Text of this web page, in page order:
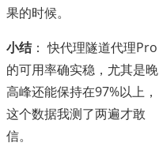
果的时候。
小结： 快代理隧道代理Pro
的可用率确实稳，尤其是晚
高峰还能保持在97%以上，
这个数据我测了两遍才敢
信。